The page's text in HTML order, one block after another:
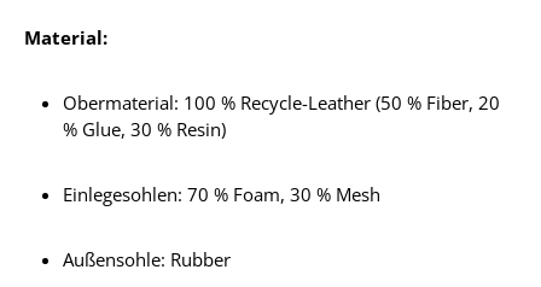
Material:
Obermaterial: 100 % Recycle-Leather (50 % Fiber, 20
% Glue, 30 % Resin)
Einlegesohlen: 70 % Foam, 30 % Mesh
Außensohle: Rubber